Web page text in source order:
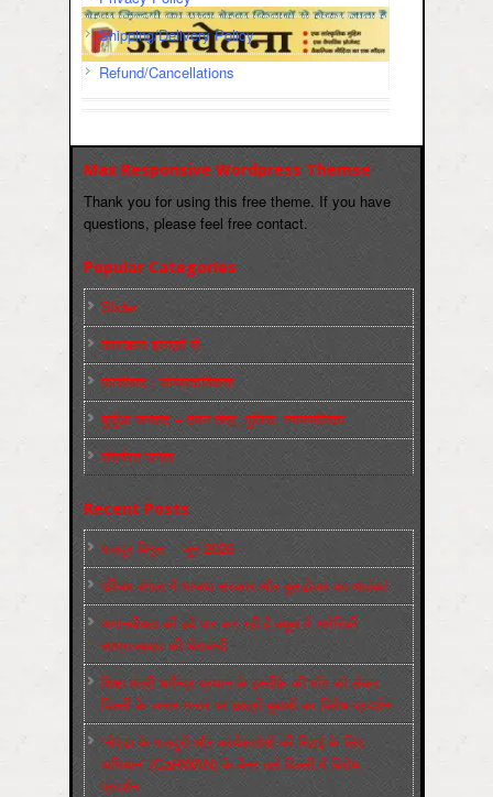
Shipping/Delivery Policy
Refund/Cancellations
Max Responsive Wordpress Themse
Thank you for using this free theme. If you have
questions, please feel free contact.
Popular Categories
Slider
कारख़ाना इलाक़ों से
फ़ासीवाद / साम्‍प्रदायिकता
बुर्जुआ जनवाद – दमन तंत्र, पुलिस, न्‍यायपालिका
संघर्षरत जनता
Recent Posts
मज़दूर बिगुल – जून 2026
पश्चिम बंगाल में भाजपा सरकार और बुलडोज़र का आतंक!
अमानवीयता की हदें पार कर रही है क्यूबा में अमेरिकी
साम्राज्यवाद की घेराबन्दी
शिक्षा मंत्री धर्मेन्द्र प्रधान के इस्तीफ़े की माँग को लेकर
दिल्ली के जन्तर-मन्तर पर छात्रों-युवाओं का विरोध प्रदर्शन
‘नोएडा के मज़दूरों और कार्यकर्ताओं की रिहाई के लिए
अभियान’ (CaRWAN) के बैनर तले दिल्ली में विरोध
प्रदर्शन